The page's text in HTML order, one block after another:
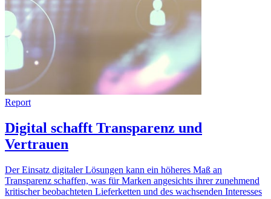
Report
Digital schafft Transparenz und
Vertrauen
Der Einsatz digitaler Lösungen kann ein höheres Maß an
Transparenz schaffen, was für Marken angesichts ihrer zunehmend
kritischer beobachteten Lieferketten und des wachsenden Interesses